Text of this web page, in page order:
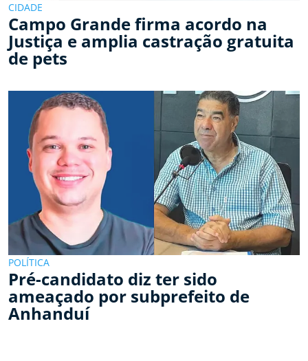
CIDADE
Campo Grande firma acordo na
Justiça e amplia castração gratuita
de pets
POLÍTICA
Pré-candidato diz ter sido
ameaçado por subprefeito de
Anhanduí